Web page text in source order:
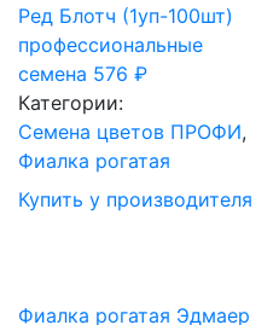
Ред Блотч (1уп-100шт)
профессиональные
семена 576 ₽
Категории:
Cемена цветов ПРОФИ,
Фиалка рогатая
Купить у производителя
Фиалка рогатая Эдмаер